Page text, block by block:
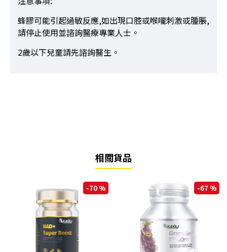
蜂膠可能引起過敏反應,如出現口腔或喉嚨刺激或腫脹,
請停止使用並諮詢醫療專業人士。
2歲以下兒童請先諮詢醫生。
相關貨品
-70 % -67 %